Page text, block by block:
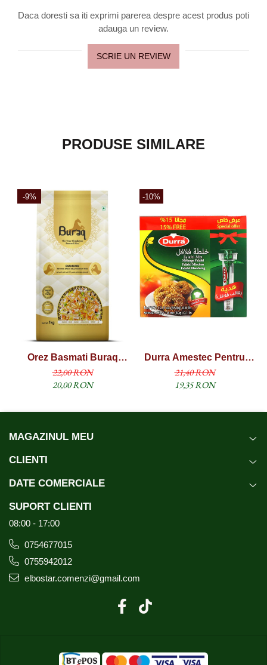
Daca doresti sa iti exprimi parerea despre acest produs poti
adauga un review.
SCRIE UN REVIEW
PRODUSE SIMILARE
-9%
Orez Basmati Buraq
Diamond Sella (1121
XXXL) 1KG
22,00 RON
20,00 RON
-10%
Durra Amestec Pentru
Falafel 350g + 15% Free
21,40 RON
19,35 RON
MAGAZINUL MEU
CLIENTI
DATE COMERCIALE
SUPORT CLIENTI
08:00 - 17:00
0754677015
0755942012
elbostar.comenzi@gmail.com